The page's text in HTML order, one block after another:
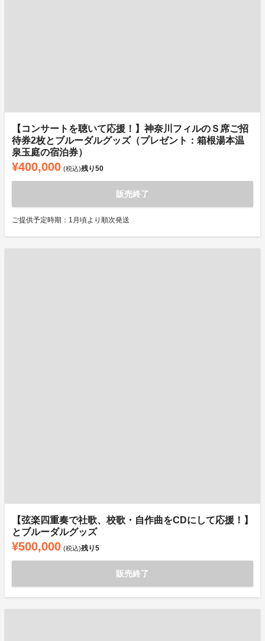
【コンサートを聴いて応援！】神奈川フィルのＳ席ご招
待券2枚とブルーダルグッズ（プレゼント：箱根湯本温
泉玉庭の宿泊券）
¥400,000 (税込)残り50
販売終了
ご提供予定時期：1月頃より順次発送
【弦楽四重奏で社歌、校歌・自作曲をCDにして応援！】
とブルーダルグッズ
¥500,000 (税込)残り5
販売終了